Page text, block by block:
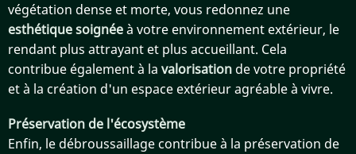
végétation dense et morte, vous redonnez une
esthétique soignéeà votre environnement extérieur, le
rendant plus attrayant et plus accueillant. Cela
contribue également à la valorisation de votre propriété
et à la création d'un espace extérieur agréable à vivre.
Préservation de l'écosystème
Enfin, le débroussaillage contribue à la préservation de